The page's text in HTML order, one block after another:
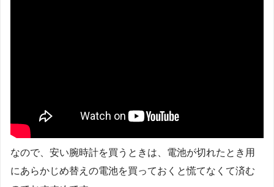
なので、安い腕時計を買うときは、電池が切れたとき用
にあらかじめ替えの電池を買っておくと慌てなくて済む